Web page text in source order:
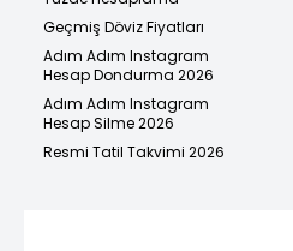
Geçmiş Döviz Fiyatları
Adım Adım Instagram
Hesap Dondurma 2026
Adım Adım Instagram
Hesap Silme 2026
Resmi Tatil Takvimi 2026